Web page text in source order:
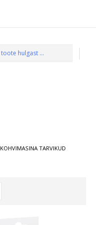
KOHVIMASINA TARVIKUD